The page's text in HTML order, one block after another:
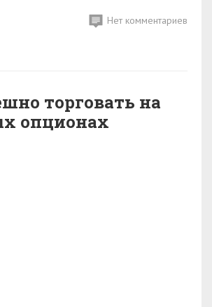
Нет комментариев
торговать на
опционах